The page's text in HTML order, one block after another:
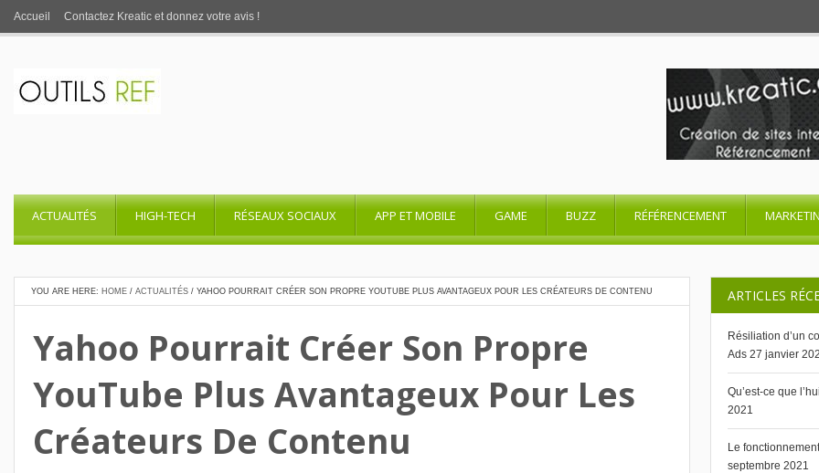
Accueil Contactez Kreatic et donnez votre avis !
ACTUALITÉS HIGH-TECH RÉSEAUX SOCIAUX APP ET MOBILE GAME BUZZ RÉFÉRENCEMENT
ARTICLES
Résiliation d’un
Ads 27 janvier
Qu’est-ce que
2021
Le
septembre 2021
YOU ARE HERE: HOME / ACTUALITÉS / YAHOO POURRAIT CRÉER SON PROPRE YOUTUBE PLUS AVANTAGEUX POUR LES CRÉATEURS DE CONTENU
Yahoo Pourrait Créer Son Propre
YouTube Plus Avantageux Pour Les
Créateurs De Contenu